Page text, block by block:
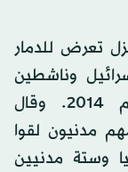
أنّ 140 ألف منزل تعرض للدمار
وناشطين
تقودهم حماس في غزة في عام 2014. وقال
معظمهم مدنيون لقوا
اسرائيليا وستة مدنيين